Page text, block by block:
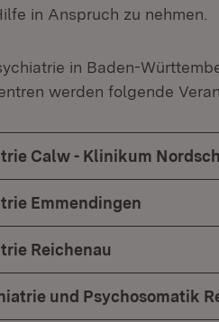
in Anspruch zu nehmen.
in Baden-
werden folgende
Calw - Klinikum
Emmendingen
Reichenau
und Psychosomatik